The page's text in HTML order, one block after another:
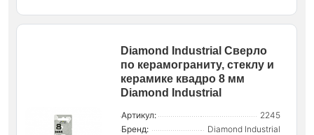
Diamond Industrial Сверло
по керамограниту, стеклу и
керамике квадро 8 мм
Diamond Industrial
Артикул:
2245
Бренд:
Diamond Industrial